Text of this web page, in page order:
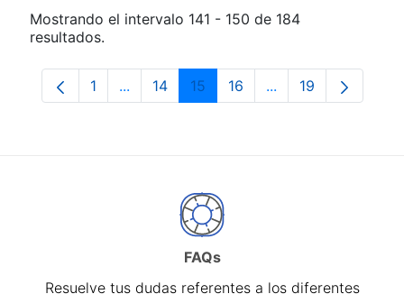
Mostrando el intervalo 141 - 150 de 184
resultados.
Página
1 ...Páginas intermedias Use TAB para
Página
14 Página
15 Página
16 ...PáginasPágina
19
FAQs
Resuelve tus dudas referentes a los diferentes